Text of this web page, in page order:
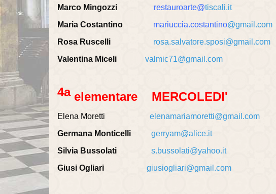
Marco Mingozzi
restauroarte@tiscali.it
Maria Costantino
mariuccia.costantino@gmail.com
Rosa Ruscelli
rosa.salvatore.sposi@gmail.com
Valentina Miceli
valmic71@gmail.com
4aelementare MERCOLEDI'
Elena Moretti elenamariamoretti@gmail.com
Germana Monticelli
gerryam@alice.it
Silvia Bussolati
s.bussolati@yahoo.it
Giusi Ogliari
giusiogliari@gmail.com